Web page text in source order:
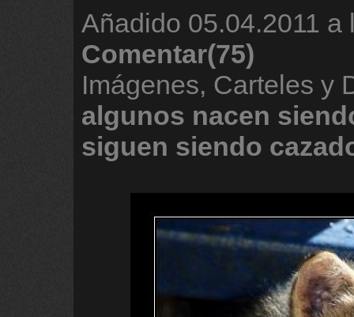
Añadido 05.04.2011 a
Comentar(75)
Imágenes, Carteles y
algunos nacen
siguen siendo